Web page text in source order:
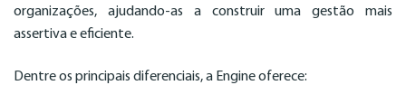
organizações, ajudando-as a construir uma gestão mais
assertiva e eficiente.
Dentre os principais diferenciais, a Engine oferece: